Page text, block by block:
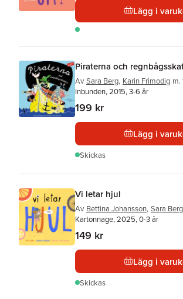
Lägg i
Piraterna och
Av Sara Berg, Karin Frimodig m.
Inbunden, 2015, 3-6 år
199 kr
Lägg i
Skickas
Vi letar hjul
Av Bettina Johansson, Sara Berg
Kartonnage, 2025, 0-3 år
149 kr
Lägg i
Skickas